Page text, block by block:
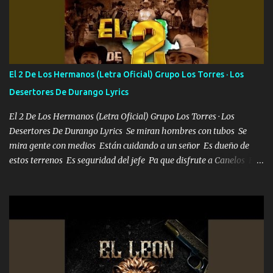
Soy yo la octava maravilla, no lo niegues Tengo de rodillas a otras
cien Y por más que quieran no me detienen Soy yo la mente que
más brilla, lo ves Pa' mi la vida es tan sencilla No lo entenderías en
tu vida, y está bien Porque lo que tengo nadie lo tiene Una me está
escribiendo y la otra me va a llamar Quiere que vaya a verla y que
la invite a cenar Otras más me están pidiendo que las saque a
bailar Pero es que tengo un par de conciertos más que llenar Se
mueven solo por el interés P...
El 2 De Los Hermanos (Letra Oficial) Grupo Los Torres · Los
Desertores De Durango Lyrics
El 2 De Los Hermanos (Letra Oficial) Grupo Los Torres · Los
Desertores De Durango Lyrics Se miran hombres con tubos Se
mira gente con medios Están cuidando a un señor Es dueño de
estos terrenos Es seguridad del jefe Pa que disfrute a Canelos Es
ni tampoco las mujeres porque es platica de grandes por eso hay
que estar alegres doy las instrucciones para atender los deberes
Música Si es que salta algún problema de confianza tengo gente
ahí está el Hombre Cuarenta y también Pariente 7 arreglan